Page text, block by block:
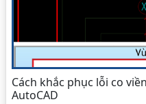
Cách khắc phục lỗi co
AutoCAD